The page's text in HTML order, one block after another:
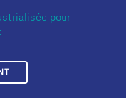
pour